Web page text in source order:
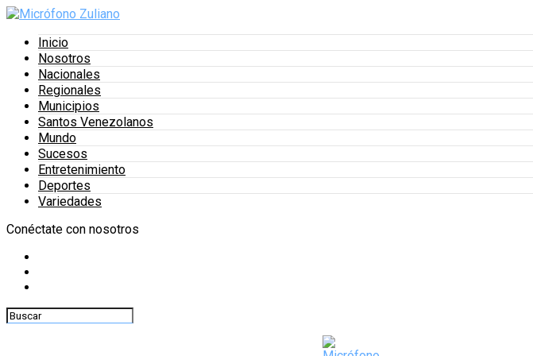
Inicio
Nosotros
Nacionales
Regionales
Municipios
Santos Venezolanos
Mundo
Sucesos
Entretenimiento
Deportes
Variedades
Conéctate con nosotros